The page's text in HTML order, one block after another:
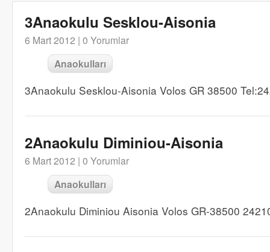
3Anaokulu Sesklou-Aisonia
6 Mart 2012 | 0 Yorumlar
Anaokulları
3Anaokulu Sesklou-Aisonia Volos GR 38500
2Anaokulu Diminiou-Aisonia
6 Mart 2012 | 0 Yorumlar
Anaokulları
2Anaokulu Diminiou Aisonia Volos GR-38500